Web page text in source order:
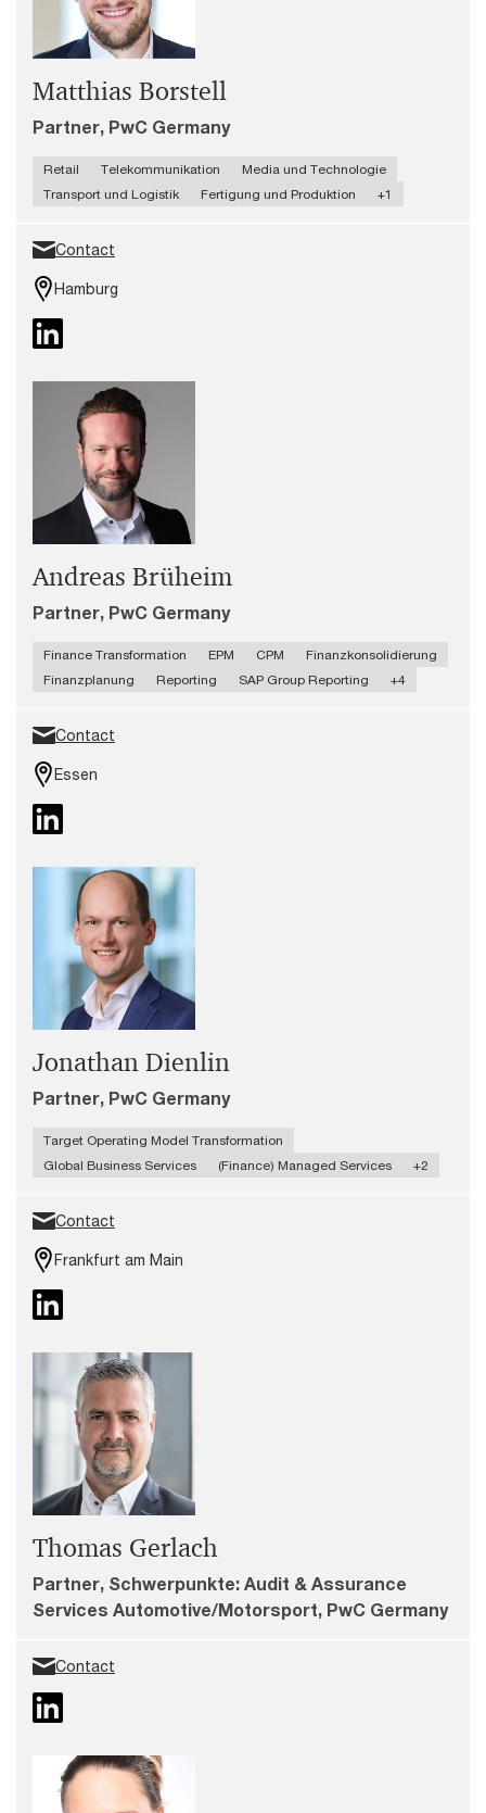
Matthias Borstell
Partner, PwC Germany
Retail Telekommunikation
Media und Technologie
Transport und Logistik
Fertigung und Produktion +1
Contact
Hamburg
Andreas Brüheim
Partner, PwC Germany
Finance Transformation EPM CPM
Finanzkonsolidierung
Finanzplanung
Reporting SAP Group Reporting +4
Contact
Essen
Jonathan Dienlin
Partner, PwC Germany
Target Operating Model Transformation
Global Business Services
(Finance) Managed Services +2
Contact
Frankfurt am Main
Thomas Gerlach
Partner, Schwerpunkte: Audit & Assurance
Services Automotive/Motorsport, PwC Germany
Contact